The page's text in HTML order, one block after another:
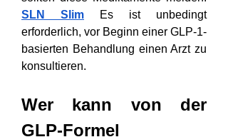
SLN Slim Es ist unbedingt
erforderlich, vor Beginn einer GLP-1-
basierten Behandlung einen Arzt zu
konsultieren.
Wer kann von der
GLP-Formel